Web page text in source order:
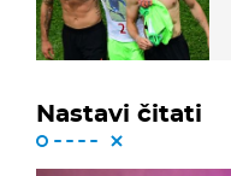
Nastavi čitati